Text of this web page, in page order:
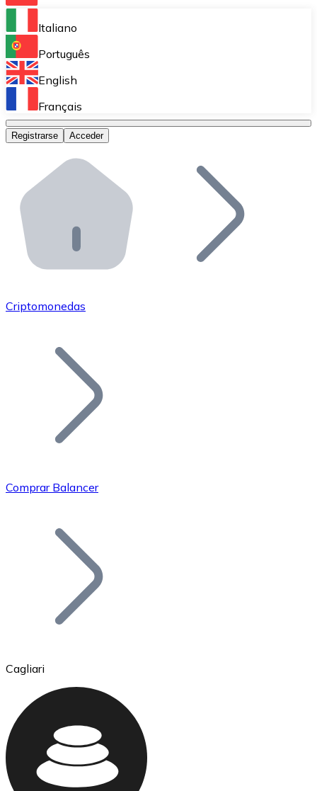
Bitnovo Ramp
Integra nuestra solución en tu plataforma.
Bitnovo Giftcards
Bitnovo OTC
Bitnovo ATM
Integra un ATM Bitnovo en tu negocio y permite que
Bitnovo API
Integra nuestra API en tu ecosistema.
Únete a nuestra red de distribuidores.
Añade tu proyecto a nuestro ecosistema.
Bitcoin
Ethereum
ETH
Italiano
Português
English
Français
Registrarse Acceder
Criptomonedas
Comprar Balancer
Cagliari